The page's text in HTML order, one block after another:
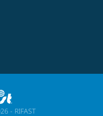
- RIFAST